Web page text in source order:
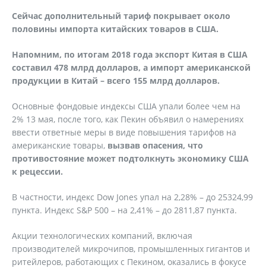
Сейчас дополнительный тариф покрывает около
половины импорта китайских товаров в США.
Напомним, по итогам 2018 года экспорт Китая в США
составил 478 млрд долларов, а импорт американской
продукции в Китай – всего 155 млрд долларов.
Основные фондовые индексы США упали более чем на
2% 13 мая, после того, как Пекин объявил о намерениях
ввести ответные меры в виде повышения тарифов на
американские товары, вызвав опасения, что
противостояние может подтолкнуть экономику США
к рецессии.
В частности, индекс Dow Jones упал на 2,28% – до 25324,99
пункта. Индекс S&P 500 – на 2,41% – до 2811,87 пункта.
Акции технологических компаний, включая
производителей микрочипов, промышленных гигантов и
ритейлеров, работающих с Пекином, оказались в фокусе